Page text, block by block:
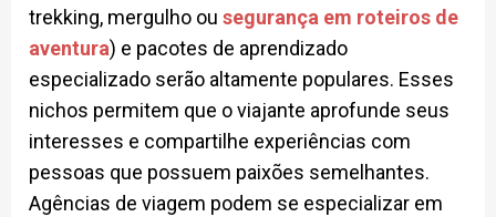
trekking, mergulho ou segurança em roteiros de
aventura) e pacotes de aprendizado
especializado serão altamente populares. Esses
nichos permitem que o viajante aprofunde seus
interesses e compartilhe experiências com
pessoas que possuem paixões semelhantes.
Agências de viagem podem se especializar em